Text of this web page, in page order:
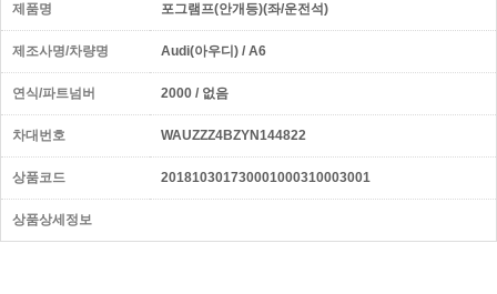
제품명 포그램프(안개등)(좌/운전석)
제조사명/차량명 Audi(아우디) / A6
연식/파트넘버 2000 / 없음
차대번호 WAUZZZ4BZYN144822
상품코드 201810301730001000310003001
상품상세정보